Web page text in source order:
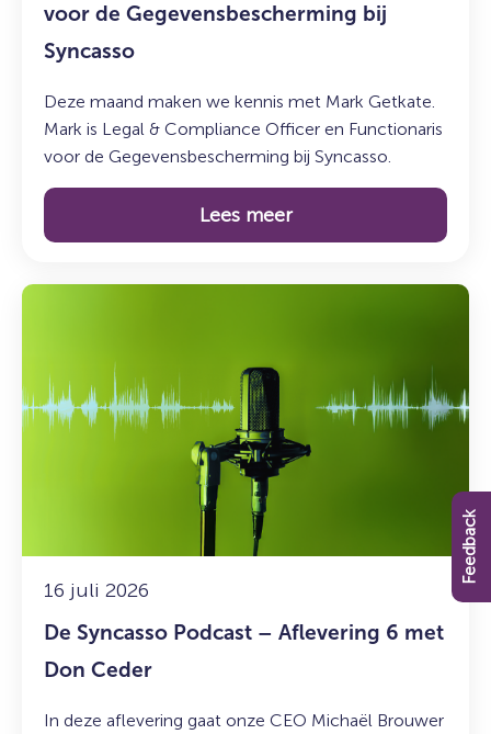
voor de Gegevensbescherming bij
Syncasso
Deze maand maken we kennis met Mark Getkate.
Mark is Legal & Compliance Officer en Functionaris
voor de Gegevensbescherming bij Syncasso.
Lees meer
Gegevensbescherming
16 juli 2026
De Syncasso Podcast – Aflevering 6 met
Don Ceder
In deze aflevering gaat onze CEO Michaël Brouwer
Lees
Syncasso
Podcast
Don
Ceder
Feedback